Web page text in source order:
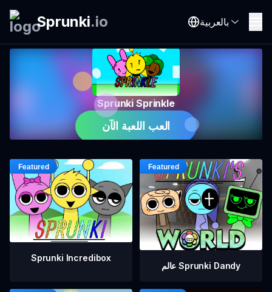
Sprunki.io بالعربية
Sprunki Sprinkle
العب اللعبة الآن
Sprunki Incredibox
عالم Sprunki Dandy